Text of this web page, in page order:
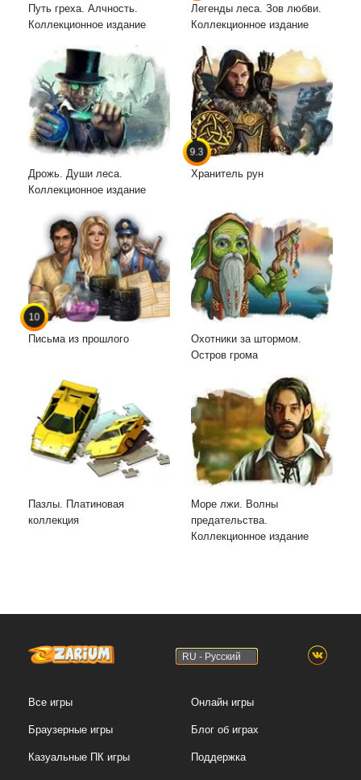
Путь греха. Алчность.
Коллекционное издание
Легенды леса. Зов любви.
Коллекционное издание
Дрожь. Души леса.
Коллекционное издание
9.3
Хранитель рун
10
Письма из прошлого
Охотники за штормом.
Остров грома
Пазлы. Платиновая
коллекция
Море лжи. Волны
предательства.
Коллекционное издание
RU - Русский
Все игры
Браузерные игры
Казуальные ПК игры
Онлайн игры
Блог об играх
Поддержка